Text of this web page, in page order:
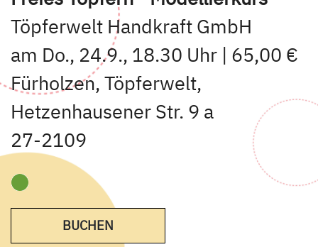
Töpferwelt Handkraft GmbH
am Do., 24.9., 18.30 Uhr | 65,00 €
Fürholzen, Töpferwelt,
Hetzenhausener Str. 9 a
27-2109
BUCHEN